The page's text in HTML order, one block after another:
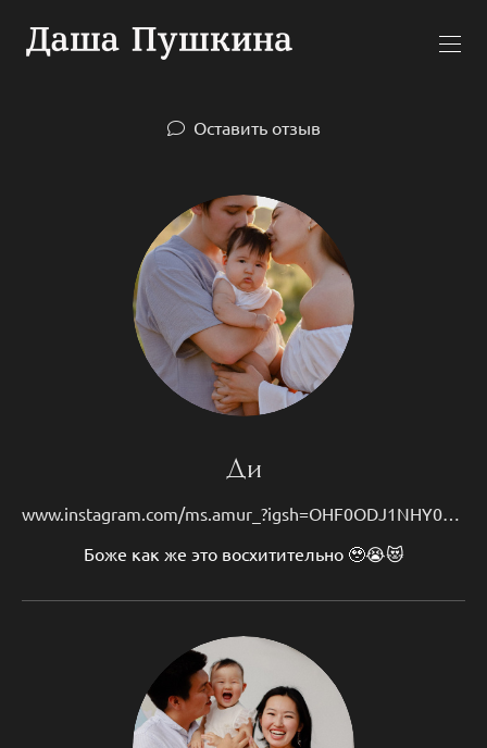
Оставить отзыв
Ди
Боже как же это восхитительно 🥹😭😻